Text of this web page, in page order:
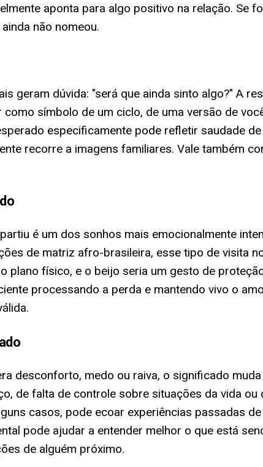
aponta para algo positivo na relação. Se
não nomeou.
geram dúvida: "será que ainda sinto algo?" A
símbolo de um ciclo, de uma versão de
especificamente pode refletir saudade
recorre a imagens familiares. Vale também
é um dos sonhos mais emocionalmente
de matriz afro-brasileira, esse tipo de visita
plano físico, e o beijo seria um gesto de
processando a perda e mantendo vivo o
desconforto, medo ou raiva, o significado
de falta de controle sobre situações da vida
casos, pode ecoar experiências passadas
pode ajudar a entender melhor o que está
de alguém próximo.